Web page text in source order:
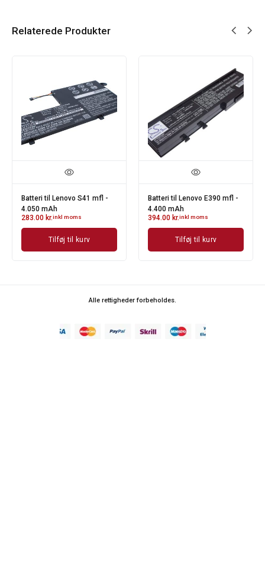
Relaterede Produkter
Batteri til Lenovo S41 mfl -
4.050 mAh
283.00 kr.inkl moms
Tilføj til kurv
Batteri til Lenovo E390 mfl -
4.400 mAh
394.00 kr.inkl moms
Tilføj til kurv
Alle rettigheder forbeholdes.